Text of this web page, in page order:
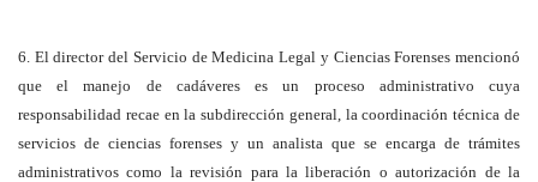
6. El director del Servicio de Medicina Legal y Ciencias Forenses mencionó
que el manejo de cadáveres es un proceso administrativo cuya
responsabilidad recae en la subdirección general, la coordinación técnica de
servicios de ciencias forenses y un analista que se encarga de trámites
administrativos como la revisión para la liberación o autorización de la